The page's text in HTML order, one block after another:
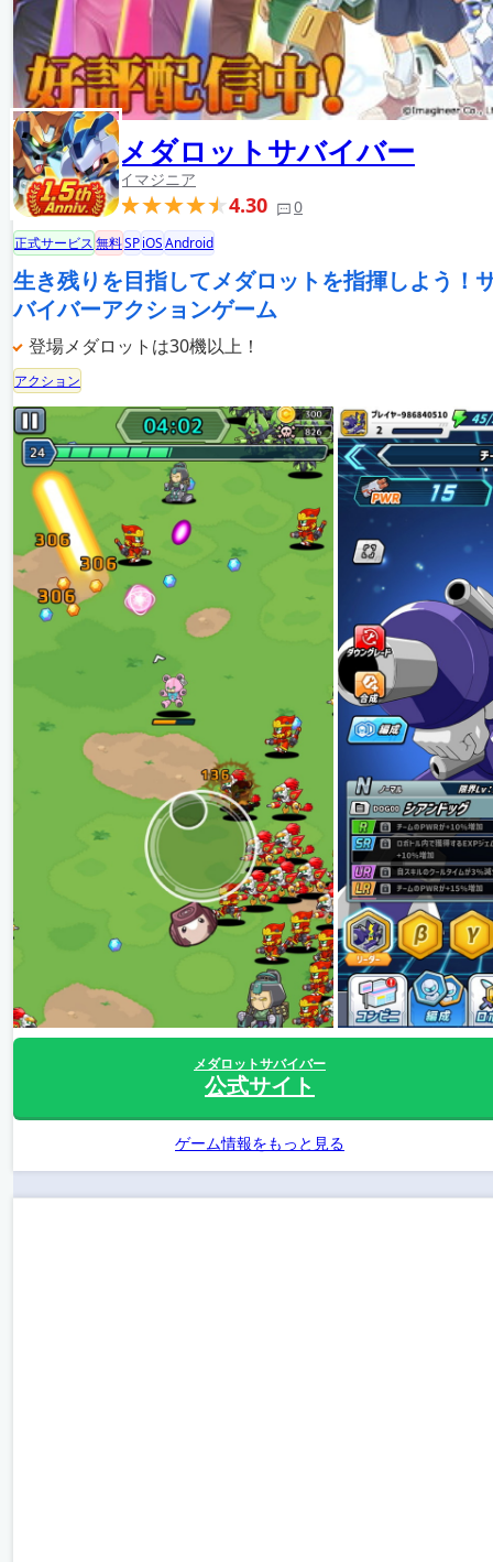
メダロットサバイバー
イマジニア
4.30 0
正式サービス無料SPiOSAndroid
生き残りを目指してメダロットを指揮しよう！
バイバーアクションゲーム
登場メダロットは30機以上！
アクション
メダロットサバイバー
公式サイト
ゲーム情報をもっと見る